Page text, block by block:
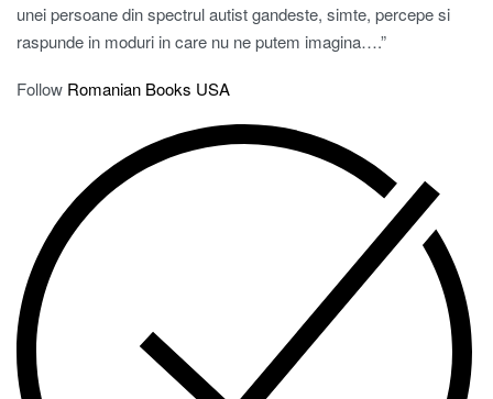
unei persoane din spectrul autist gandeste, simte, percepe si
raspunde in moduri in care nu ne putem imagina….”
Follow Romanian Books USA